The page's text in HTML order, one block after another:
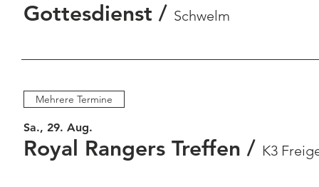
Gottesdienst / Schwelm
Mehrere Termine
Sa., 29. Aug.
Royal Rangers Treffen / K3